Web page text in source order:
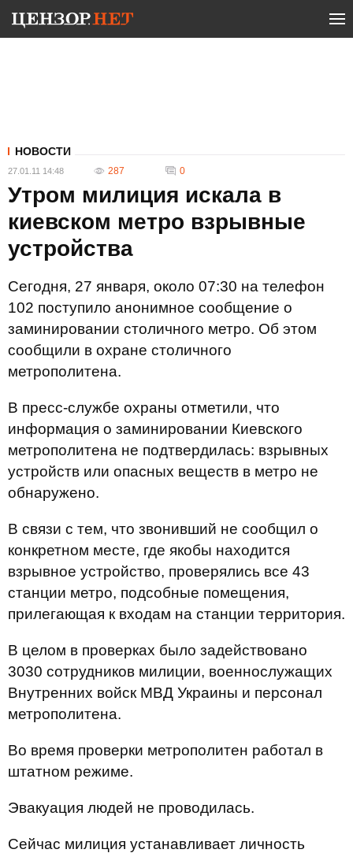
НОВОСТИ
27.01.11 14:48 287 0
Утром милиция искала в
киевском метро взрывные
устройства
Сегодня, 27 января, около 07:30 на телефон
102 поступило анонимное сообщение о
заминировании столичного метро. Об этом
сообщили в охране столичного
метрополитена.
В пресс-службе охраны отметили, что
информация о заминировании Киевского
метрополитена не подтвердилась: взрывных
устройств или опасных веществ в метро не
обнаружено.
В связи с тем, что звонивший не сообщил о
конкретном месте, где якобы находится
взрывное устройство, проверялись все 43
станции метро, подсобные помещения,
прилегающая к входам на станции территория.
В целом в проверках было задействовано
3030 сотрудников милиции, военнослужащих
Внутренних войск МВД Украины и персонал
метрополитена.
Во время проверки метрополитен работал в
штатном режиме.
Эвакуация людей не проводилась.
Сейчас милиция устанавливает личность